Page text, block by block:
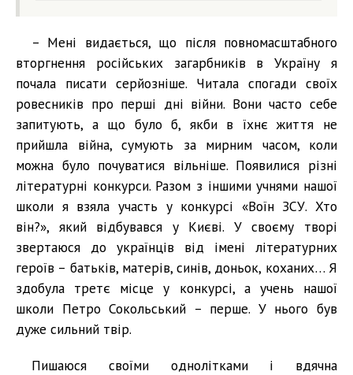
– Мені видається, що після повномасштабного
вторгнення російських загарбників в Україну я
почала писати серйозніше. Читала спогади своїх
ровесників про перші дні війни. Вони часто себе
запитують, а що було б, якби в їхнє життя не
прийшла війна, сумують за мирним часом, коли
можна було почуватися вільніше. Появилися різні
літературні конкурси. Разом з іншими учнями нашої
школи я взяла участь у конкурсі «Воїн ЗСУ. Хто
він?», який відбувався у Києві. У своєму творі
звертаюся до українців від імені літературних
героїв – батьків, матерів, синів, доньок, коханих… Я
здобула третє місце у конкурсі, а учень нашої
школи Петро Сокольський – перше. У нього був
дуже сильний твір.
Пишаюся своїми однолітками і вдячна